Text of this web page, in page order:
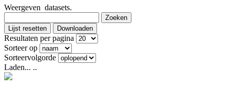
Weergeven datasets.
Zoeken
Lijst resetten
Downloaden
Resultaten per pagina
Sorteer op
Sorteervolgorde
Laden... ..